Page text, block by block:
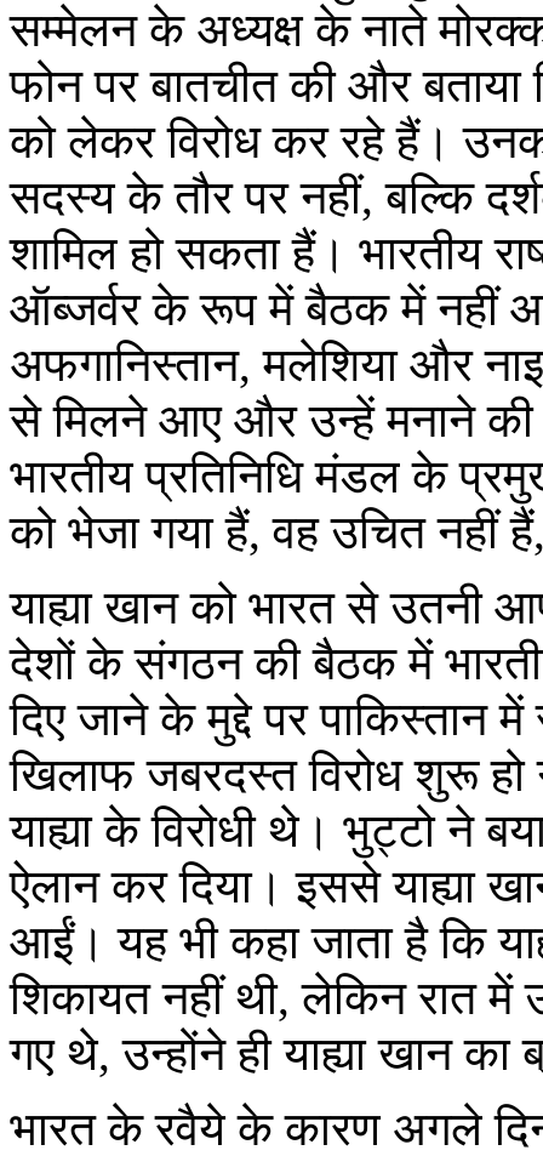
सम्मेलन के अध्यक्ष के नाते
फोन पर बातचीत की और
को लेकर विरोध कर रहे हैं।
सदस्य के तौर पर नहीं, बल्कि
शामिल हो सकता हैं। भारतीय
ऑब्जर्वर के रूप में बैठक में नहीं
अफगानिस्तान, मलेशिया और
से मिलने आए और उन्हें मनाने की
भारतीय प्रतिनिधि मंडल के
को भेजा गया हैं, वह उचित नहीं
याह्या खान को भारत से उतनी
देशों के संगठन की बैठक में
दिए जाने के मुद्दे पर पाकिस्तान में
खिलाफ जबरदस्त विरोध शुरू
याह्या के विरोधी थे। भुट्टो ने
ऐलान कर दिया। इससे याह्या
आईं। यह भी कहा जाता है कि
शिकायत नहीं थी, लेकिन रात
गए थे, उन्होंने ही याह्या खान का
भारत के रवैये के कारण अगले